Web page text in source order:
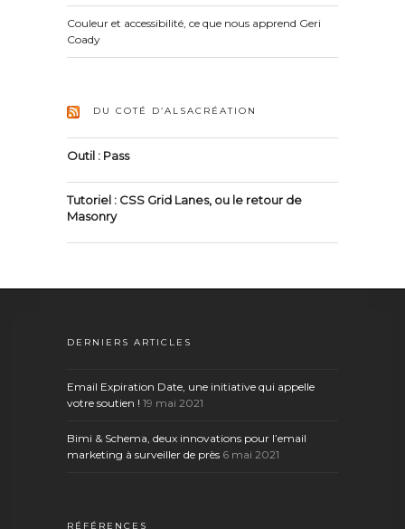
Couleur et accessibilité, ce que nous apprend Geri
Coady
DU COTÉ D’ALSACRÉATION
Outil : Pass
Tutoriel : CSS Grid Lanes, ou le retour de
Masonry
DERNIERS ARTICLES
Email Expiration Date, une initiative qui appelle
votre soutien ! 19 mai 2021
Bimi & Schema, deux innovations pour l’email
marketing à surveiller de près 6 mai 2021
RÉFÉRENCES